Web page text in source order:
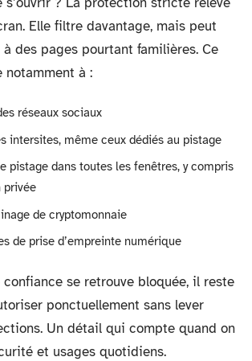
Elle filtre davantage, mais peut
à des pages pourtant familières. Ce
notamment à :
réseaux sociaux
intersites, même ceux dédiés au pistage
pistage dans toutes les fenêtres, y compris
privée
de cryptomonnaie
de prise d’empreinte numérique
se retrouve bloquée, il reste
ponctuellement sans lever
Un détail qui compte quand on
et usages quotidiens.